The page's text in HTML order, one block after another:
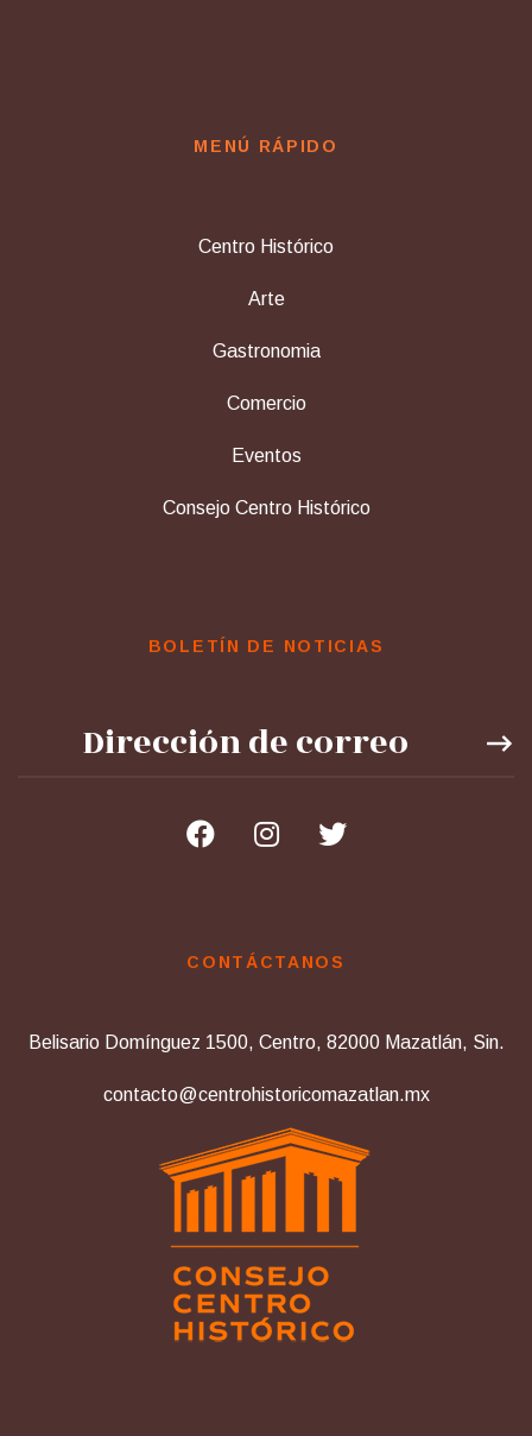
MENÚ RÁPIDO
Centro Histórico
Arte
Gastronomia
Comercio
Eventos
Consejo Centro Histórico
BOLETÍN DE NOTICIAS
CONTÁCTANOS
Belisario Domínguez 1500, Centro, 82000 Mazatlán, Sin.
contacto@centrohistoricomazatlan.mx